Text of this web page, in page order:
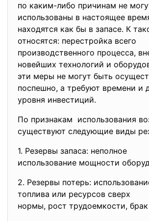
по каким-либо причинам не
использованы в настоящее
находятся как бы в запасе. К
относятся: перестройка всего
производственного процесса,
новейших технологий и
эти меры не могут быть
поспешно, а требуют времени и
уровня инвестиций.
По признакам использования
существуют следующие виды
1. Резервы запаса: неполное
использование мощности
2. Резервы потерь:
топлива или ресурсов сверх
нормы, рост трудоемкости,